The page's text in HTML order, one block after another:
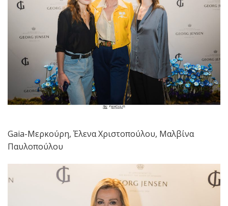
Gaia-Μερκούρη, Έλενα Χριστοπούλου, Μαλβίνα
Παυλοπούλου